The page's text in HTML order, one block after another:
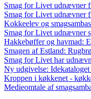
Smag for Livet udnævner
Smag for Livet udnævner
Kokkeelev og
Smag for Livet udnævner
Hakkebøffer og havmad:
Smagen af Estland:
Smag for Livet har
Ny udgivelse:
Kroppen i køkkenet -
Medieomtale af